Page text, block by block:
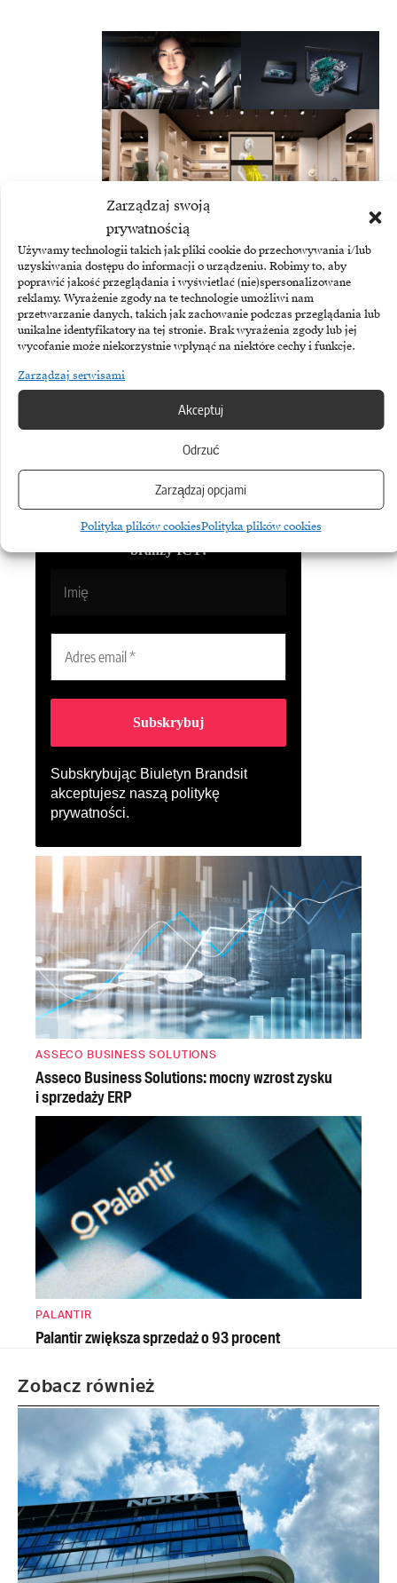
Zarządzaj swoją
prywatnością
Używamy technologii takich jak pliki cookie do przechowywania i/lub
uzyskiwania dostępu do informacji o urządzeniu. Robimy to, aby
poprawić jakość przeglądania i wyświetlać (nie)spersonalizowane
reklamy. Wyrażenie zgody na te technologie umożliwi nam
przetwarzanie danych, takich jak zachowanie podczas przeglądania lub
unikalne identyfikatory na tej stronie. Brak wyrażenia zgody lub jej
wycofanie może niekorzystnie wpłynąć na niektóre cechy i funkcje.
Zarządzaj serwisami
Akceptuj
Odrzuć
Zarządzaj opcjami
Polityka plików cookiesPolityka plików cookies
Udostępnij
Biuletyn
Dołącz do najlepszego biuletynu w
branży ICT!
Subskrybując Biuletyn Brandsit
akceptujesz naszą politykę
prywatności.
ASSECO BUSINESS SOLUTIONS
Asseco Business Solutions: mocny wzrost zysku
i sprzedaży ERP
PALANTIR
Palantir zwiększa sprzedaż o 93 procent
Zobacz również